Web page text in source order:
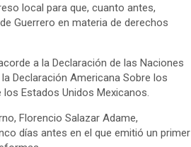
local para que, cuanto antes,
Guerrero en materia de derechos
a la Declaración de las Naciones
Declaración Americana Sobre los
Estados Unidos Mexicanos.
Florencio Salazar Adame,
días antes en el que emitió un primer